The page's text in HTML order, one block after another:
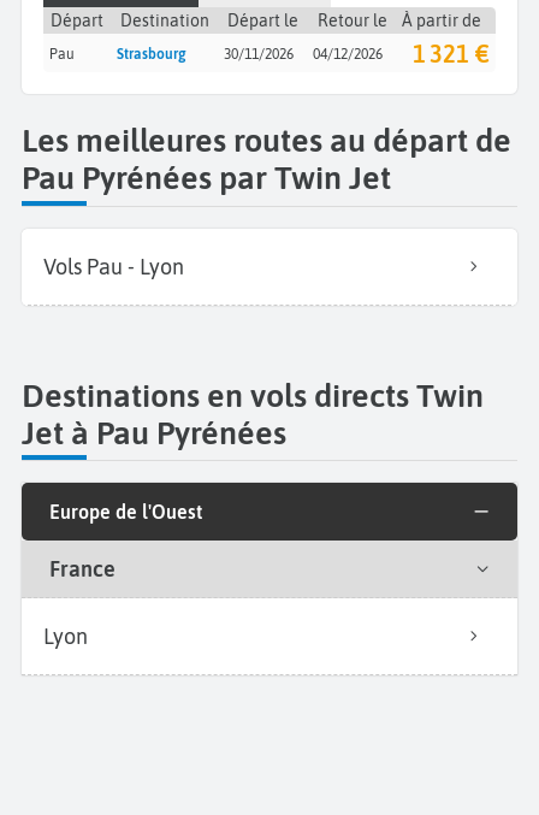
Départ
Destination Départ le Retour le À partir de
Pau Strasbourg 30/11/2026 04/12/2026 1 321 €
Les meilleures routes au départ de
Pau Pyrénées par Twin Jet
Vols Pau - Lyon
Destinations en vols directs Twin
Jet à Pau Pyrénées
Europe de l'Ouest
France
Lyon